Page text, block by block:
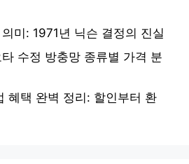
미: 1971년 닉슨 결정의 진실
수정 방충망 종류별 가격 분
혜택 완벽 정리: 할인부터 환